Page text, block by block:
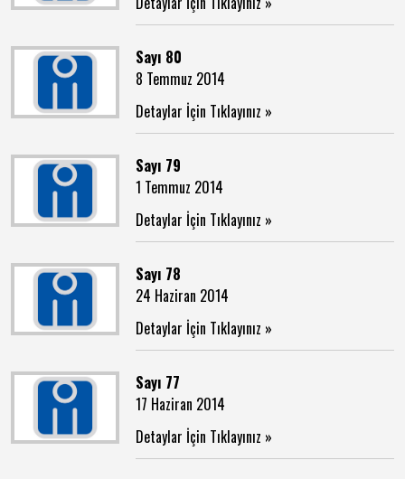
Sayı 80
8 Temmuz 2014
Detaylar İçin Tıklayınız »
Sayı 79
1 Temmuz 2014
Detaylar İçin Tıklayınız »
Sayı 78
24 Haziran 2014
Detaylar İçin Tıklayınız »
Sayı 77
17 Haziran 2014
Detaylar İçin Tıklayınız »